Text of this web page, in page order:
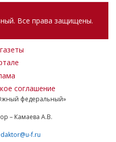
Все права защищены.
соглашение
федеральный»
– Камаева А.В.
f.ru